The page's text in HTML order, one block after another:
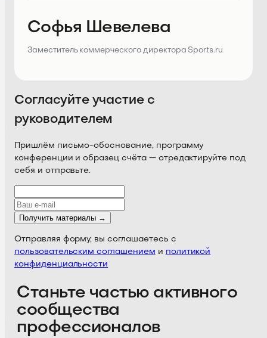
Софья Шевелева
Заместитель коммерческого директора Sports.ru
Согласуйте участие с
руководителем
Пришлём письмо-обоснование, программу
конференции и образец счёта — отредактируйте под
себя и отправьте.
Получить материалы →
Отправляя форму, вы соглашаетесь с
пользовательским соглашением и политикой
конфиденциальности
Станьте частью активного
сообщества
профессионалов